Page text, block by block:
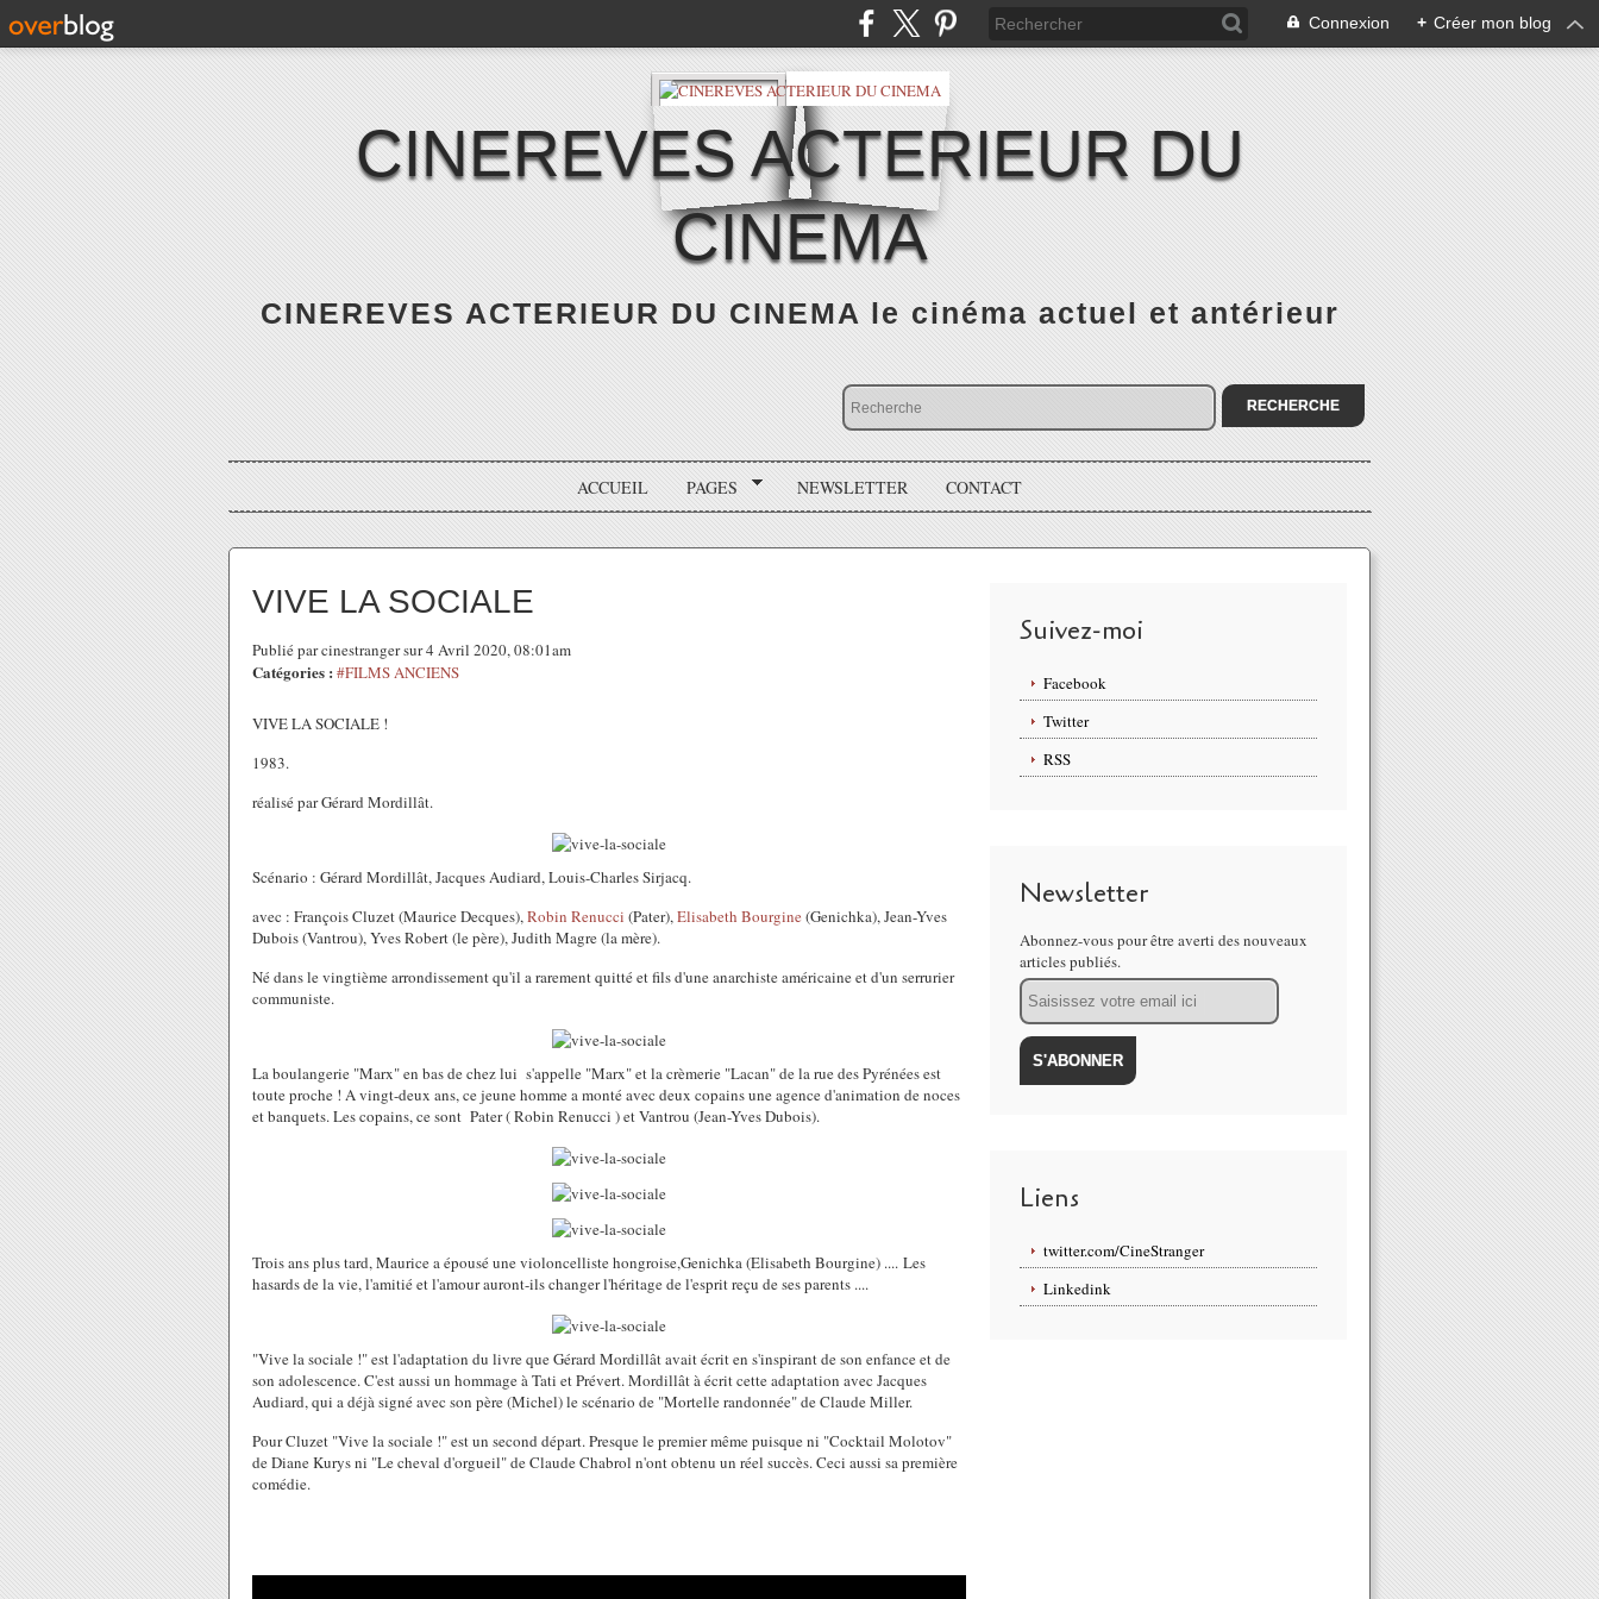
Connexion + Créer mon blog
CINEREVES ACTERIEUR DU
CINEMA
CINEREVES ACTERIEUR DU CINEMA le cinéma actuel et antérieur
ACCUEIL PAGES NEWSLETTER CONTACT
VIVE LA SOCIALE
Publié par cinestranger sur 4 Avril 2020, 08:01am
Catégories : #FILMS ANCIENS
VIVE LA SOCIALE !
1983.
réalisé par Gérard Mordillât.
Scénario : Gérard Mordillât, Jacques Audiard, Louis-Charles Sirjacq.
avec : François Cluzet (Maurice Decques),Robin Renucci (Pater),Elisabeth Bourgine(Genichka), Jean-Yves
Dubois (Vantrou), Yves Robert (le père), Judith Magre (la mère).
Né dans le vingtième arrondissement qu'il a rarement quitté et fils d'une anarchiste américaine et d'un serrurier
communiste.
La boulangerie "Marx" en bas de chez lui s'appelle "Marx" et la crèmerie "Lacan" de la rue des Pyrénées est
toute proche ! A vingt-deux ans, ce jeune homme a monté avec deux copains une agence d'animation de noces
et banquets. Les copains, ce sont Pater ( Robin Renucci ) et Vantrou (Jean-Yves Dubois).
Trois ans plus tard, Maurice a épousé une violoncelliste hongroise,Genichka (Elisabeth Bourgine) .... Les
hasards de la vie, l'amitié et l'amour auront-ils changer l'héritage de l'esprit reçu de ses parents ....
"Vive la sociale !" est l'adaptation du livre que Gérard Mordillât avait écrit en s'inspirant de son enfance et de
son adolescence. C'est aussi un hommage à Tati et Prévert. Mordillât à écrit cette adaptation avec Jacques
Audiard, qui a déjà signé avec son père (Michel) le scénario de "Mortelle randonnée" de Claude Miller.
Pour Cluzet "Vive la sociale !" est un second départ. Presque le premier même puisque ni "Cocktail Molotov"
de Diane Kurys ni "Le cheval d'orgueil" de Claude Chabrol n'ont obtenu un réel succès. Ceci aussi sa première
comédie.
Suivez-moi
Facebook
Twitter
RSS
Newsletter
Abonnez-vous pour être averti des nouveaux
articles publiés.
Email
Liens
twitter.com/CineStranger
Linkedink